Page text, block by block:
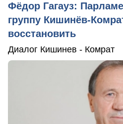
Фёдор Гагауз:
группу Кишинёв-
восстановить
Диалог Кишинев - Комрат